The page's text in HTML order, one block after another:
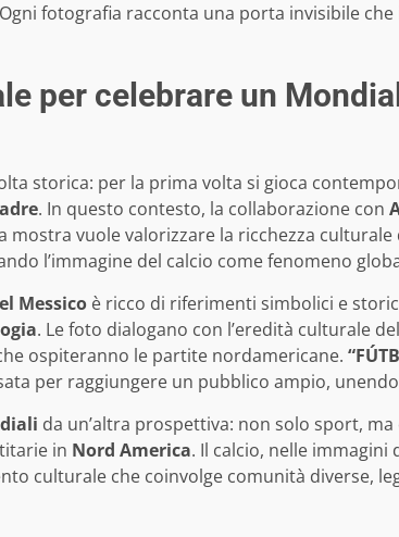
fotografia racconta una porta invisibile
per celebrare un
storica: per la prima volta si gioca
. In questo contesto, la collaborazione con
mostra vuole valorizzare la ricchezza
l’immagine del calcio come fenomeno
Messico è ricco di riferimenti simbolici e
. Le foto dialogano con l’eredità culturale del
ospiteranno le partite nordamericane.
per raggiungere un pubblico ampio,
da un’altra prospettiva: non solo sport,
in Nord America. Il calcio, nelle immagini
culturale che coinvolge comunità diverse,